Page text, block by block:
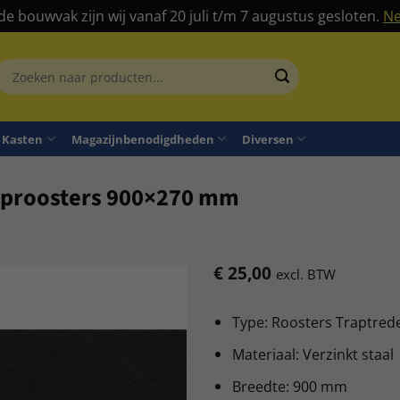
bouwvak zijn wij vanaf 20 juli t/m 7 augustus gesloten.
Kasten Magazijnbenodigdheden Diversen
900×270 mm
€ 25,00 excl. BTW
Type: Roosters
Materiaal: Verzinkt staal
Breedte: 900 mm